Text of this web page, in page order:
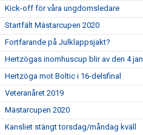
Kick-off för våra ungdomsledare
Startfält Mästarcupen 2020
Fortfarande på Julklappsjakt?
Hertzögas inomhuscup blir av den 4
Hertzöga mot Boltic i 16-delsfinal
Veteranåret 2019
Mästarcupen 2020
Kansliet stängt torsdag/måndag kväll